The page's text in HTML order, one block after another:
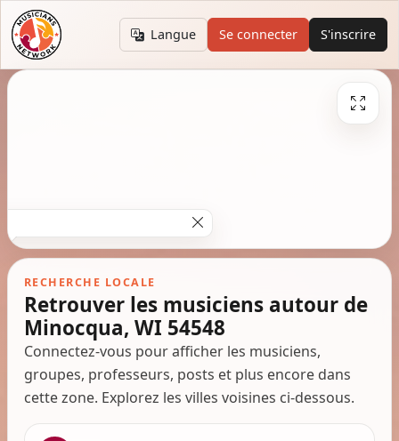
Langue Se connecter S'inscrire
RECHERCHE LOCALE
Retrouver les musiciens autour de
Minocqua, WI 54548
Connectez-vous pour afficher les musiciens,
groupes, professeurs, posts et plus encore dans
cette zone. Explorez les villes voisines ci-dessous.